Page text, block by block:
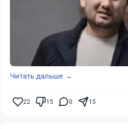
Читать дальше →
22 15 0 15